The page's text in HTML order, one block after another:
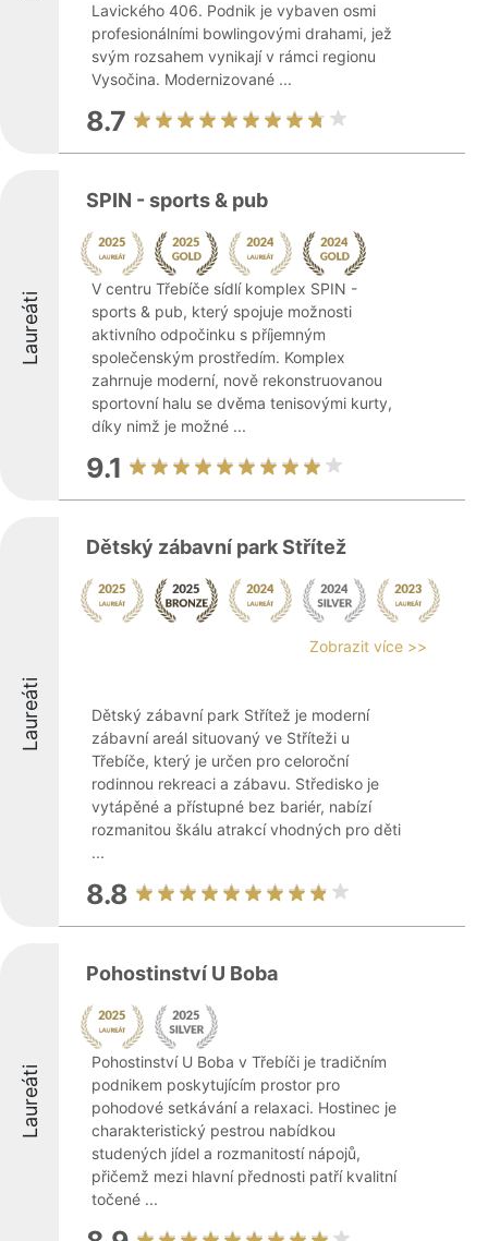
Lavického 406. Podnik je vybaven osmi
profesionálními bowlingovými drahami, jež
svým rozsahem vynikají v rámci regionu
Vysočina. Modernizované ...
8.7
Laureáti
SPIN - sports & pub
V centru Třebíče sídlí komplex SPIN -
sports & pub, který spojuje možnosti
aktivního odpočinku s příjemným
společenským prostředím. Komplex
zahrnuje moderní, nově rekonstruovanou
sportovní halu se dvěma tenisovými kurty,
díky nimž je možné ...
9.1
Laureáti
Dětský zábavní park Střítež
Zobrazit více >>
Dětský zábavní park Střítež je moderní
zábavní areál situovaný ve Stříteži u
Třebíče, který je určen pro celoroční
rodinnou rekreaci a zábavu. Středisko je
vytápěné a přístupné bez bariér, nabízí
rozmanitou škálu atrakcí vhodných pro děti
...
8.8
Laureáti
Pohostinství U Boba
Pohostinství U Boba v Třebíči je tradičním
podnikem poskytujícím prostor pro
pohodové setkávání a relaxaci. Hostinec je
charakteristický pestrou nabídkou
studených jídel a rozmanitostí nápojů,
přičemž mezi hlavní přednosti patří kvalitní
točené ...